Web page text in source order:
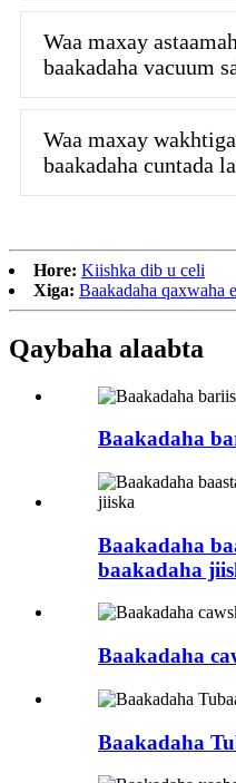
Waa maxay
baakadaha vacuum
Waa maxay
baakadaha cuntada
Hore: Kiishka dib u celi
Xiga: Baakadaha qaxwaha
Qaybaha alaabta
Baakadaha
Baakadaha
baakadaha
Baakadaha
Baakadaha